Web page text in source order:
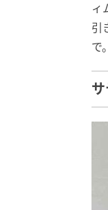
ィ
引
で。